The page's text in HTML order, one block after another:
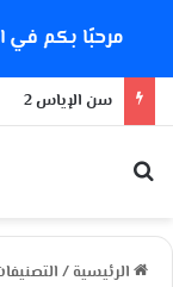
مرحبًا بكم في
سن الإياس 2
الرئيسية /